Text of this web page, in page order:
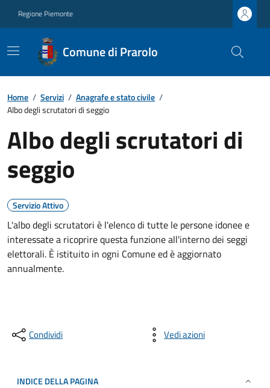
Regione Piemonte
Comune di Prarolo
Home / Servizi / Anagrafe e stato civile /
Albo degli scrutatori di seggio
Albo degli scrutatori di
seggio
Servizio Attivo
L'albo degli scrutatori è l'elenco di tutte le persone idonee e
interessate a ricoprire questa funzione all'interno dei seggi
elettorali. È istituito in ogni Comune ed è aggiornato
annualmente.
Condividi Vedi azioni
INDICE DELLA PAGINA